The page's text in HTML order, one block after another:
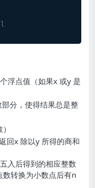
浮点值（如果x 或y 是
分，使得结果总是整
回x 除以y 所得的商和
入后得到的相应整数
数转换为小数点后有n